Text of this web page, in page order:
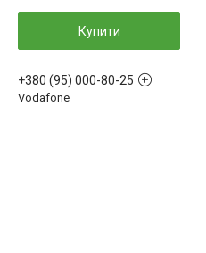
Купити
+380 (95) 000-80-25
Vodafone